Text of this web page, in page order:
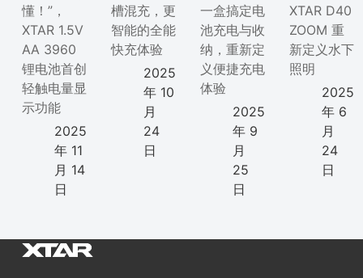
懂！”，
XTAR 1.5V
AA 3960
锂电池首创
轻触电量显
示功能
2025
年 11
月 14
日
槽混充，更
智能的全能
快充体验
2025
年 10
月
24
日
一盒搞定电
池充电与收
纳，重新定
义便捷充电
体验
2025
年 9
月
25
日
XTAR D40
ZOOM 重
新定义水下
照明
2025
年 6
月
24
日